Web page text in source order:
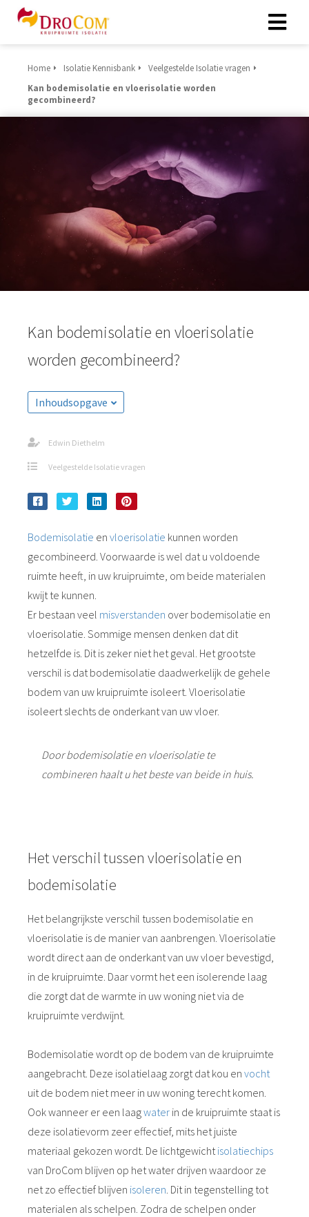
Home Isolatie Kennisbank
Veelgestelde Isolatie vragen
Kan bodemisolatie en vloerisolatie worden
gecombineerd?
Kan bodemisolatie en vloerisolatie
worden gecombineerd?
Inhoudsopgave
Edwin Diethelm
Veelgestelde Isolatie vragen
Bodemisolatie en vloerisolatie kunnen worden
gecombineerd. Voorwaarde is wel dat u voldoende
ruimte heeft, in uw kruipruimte, om beide materialen
kwijt te kunnen.
Er bestaan veel misverstanden over bodemisolatie en
vloerisolatie. Sommige mensen denken dat dit
hetzelfde is. Dit is zeker niet het geval. Het grootste
verschil is dat bodemisolatie daadwerkelijk de gehele
bodem van uw kruipruimte isoleert. Vloerisolatie
isoleert slechts de onderkant van uw vloer.
Door bodemisolatie en vloerisolatie te
combineren haalt u het beste van beide in huis.
Het verschil tussen vloerisolatie en
bodemisolatie
Het belangrijkste verschil tussen bodemisolatie en
vloerisolatie is de manier van aanbrengen. Vloerisolatie
wordt direct aan de onderkant van uw vloer bevestigd,
in de kruipruimte. Daar vormt het een isolerende laag
die zorgt dat de warmte in uw woning niet via de
kruipruimte verdwijnt.
Bodemisolatie wordt op de bodem van de kruipruimte
aangebracht. Deze isolatielaag zorgt dat kou en vocht
uit de bodem niet meer in uw woning terecht komen.
Ook wanneer er een laagwater in de kruipruimte staat is
deze isolatievorm zeer effectief, mits het juiste
materiaal gekozen wordt. De lichtgewichtisolatiechips
van DroCom blijven op het water drijven waardoor ze
net zo effectief blijven isoleren. Dit in tegenstelling tot
materialen als schelpen. Zodra de schelpen onder